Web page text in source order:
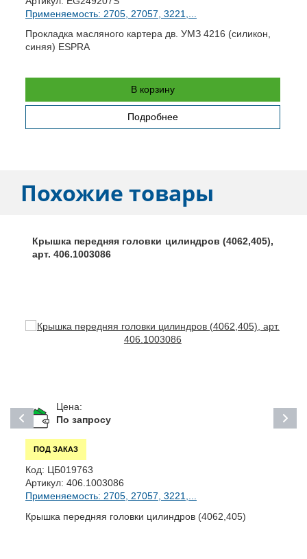
Применяемость: 2705, 27057, 3221,...
Прокладка масляного картера дв. УМЗ 4216 (силикон,
синяя) ESPRA
В корзину
Подробнее
Похожие товары
Крышка передняя головки цилиндров (4062,405),
арт. 406.1003086
Цена:
По запросу
ПОД ЗАКАЗ
Код: ЦБ019763
Артикул: 406.1003086
Применяемость: 2705, 27057, 3221,...
Крышка передняя головки цилиндров (4062,405)